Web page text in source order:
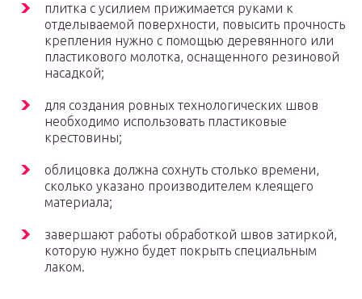
плитка с усилием прижимается руками к
отделываемой поверхности, повысить прочность
крепления нужно с помощью деревянного или
пластикового молотка, оснащенного резиновой
насадкой;
для создания ровных технологических швов
необходимо использовать пластиковые
крестовины;
облицовка должна сохнуть столько времени,
сколько указано производителем клеящего
материала;
завершают работы обработкой швов затиркой,
которую нужно будет покрыть специальным
лаком.